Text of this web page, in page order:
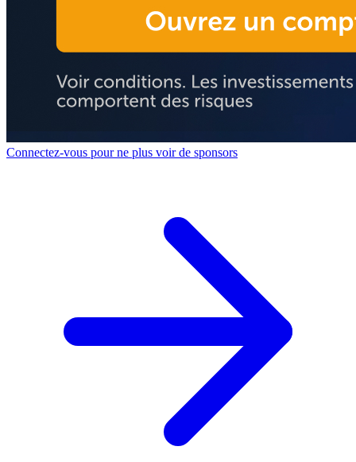
Connectez-vous pour ne plus voir de sponsors